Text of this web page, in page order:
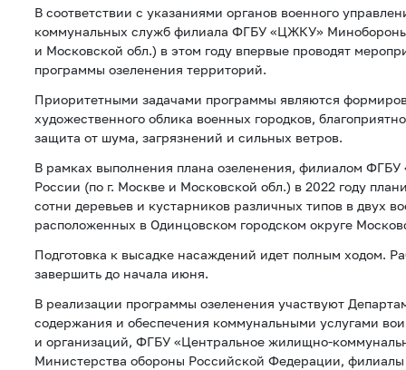
В соответствии с указаниями органов военного
коммунальных служб филиала ФГБУ «ЦЖКУ»
и Московской обл.) в этом году впервые проводят
программы озеленения территорий.
Приоритетными задачами программы являются
художественного облика военных городков,
защита от шума, загрязнений и сильных ветров.
В рамках выполнения плана озеленения, филиалом
России (по г. Москве и Московской обл.) в 2022 году
сотни деревьев и кустарников различных типов в двух
расположенных в Одинцовском городском округе
Подготовка к высадке насаждений идет полным ходом.
завершить до начала июня.
В реализации программы озеленения участвуют
содержания и обеспечения коммунальными услугами
и организаций, ФГБУ «Центральное жилищно-
Министерства обороны Российской Федерации,